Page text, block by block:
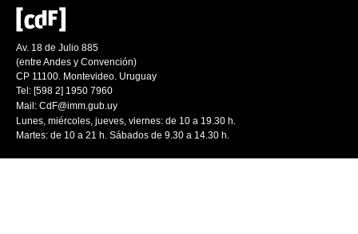
Av. 18 de Julio 885
(entre Andes y Convención)
CP 11100. Montevideo. Uruguay
Tel: [598 2] 1950 7960
Mail: CdF@imm.gub.uy
Lunes, miércoles, jueves, viernes: de 10 a 19.30 h.
Martes: de 10 a 21 h. Sábados de 9.30 a 14.30 h.